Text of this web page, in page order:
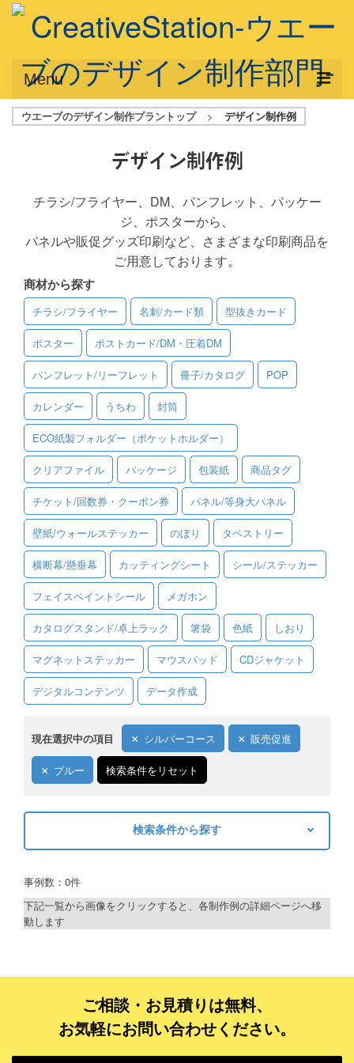
Menu
サービス概要
デザインプラン
フルデザイン
データ修正
写真からイラスト作成
デザイン制作例
ご利用料金
ご利用ガイド
ご利用の流れ
ご注文方法について
キャンセルについて
FAQ（よくあるご質問）
資料をダウンロード
ご利用規約
お見積り・お問合せ
ウエーブのデザイン制作プラントップ > デザイン制作例
デザイン制作例
チラシ/フライヤー、DM、パンフレット、パッケー
ジ、ポスターから、
パネルや販促グッズ印刷など、さまざまな印刷商品を
ご用意しております。
商材から探す
チラシ/フライヤー 名刺/カード類 型抜きカード
ポスター ポストカード/DM・圧着DM
パンフレット/リーフレット 冊子/カタログ POP
カレンダー うちわ 封筒
ECO紙製フォルダー（ポケットホルダー）
クリアファイル パッケージ 包装紙 商品タグ
チケット/回数券・クーポン券 パネル/等身大パネル
壁紙/ウォールステッカー のぼり タペストリー
横断幕/懸垂幕 カッティングシート シール/ステッカー
フェイスペイントシール メガホン
カタログスタンド/卓上ラック 箸袋 色紙 しおり
マグネットステッカー マウスパッド CDジャケット
デジタルコンテンツ データ作成
現在選択中の項目 シルバーコース 販売促進
ブルー 検索条件をリセット
検索条件から探す
制作プランで探す
ベーシックコース
シルバーコース
ゴールドコース
事例数：0件
下記一覧から画像をクリックすると、各制作例の詳細ページへ移
動します
ご相談・お見積りは無料、
お気軽にお問い合わせください。